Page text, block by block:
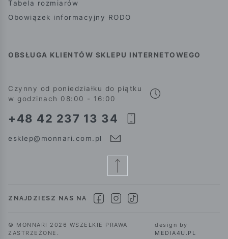
Tabela rozmiarów
Obowiązek informacyjny RODO
OBSŁUGA KLIENTÓW SKLEPU INTERNETOWEGO
Czynny od poniedziałku do piątku
w godzinach 08:00 - 16:00
+48 42 237 13 34
esklep@monnari.com.pl
ZNAJDZIESZ NAS NA
© MONNARI 2026 WSZELKIE PRAWA
ZASTRZEŻONE.
design by
MEDIA4U.PL